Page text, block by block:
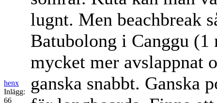
henx
Inlägg:
66
lugnt. Men beachbreak
Batubolong i Canggu
mycket mer avslappnat
ganska snabbt. Ganska